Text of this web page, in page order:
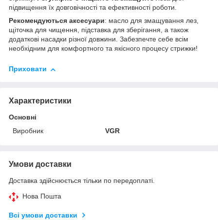
підвищення їх довговічності та ефективності роботи.
Рекомендуються аксесуари: масло для змащування лез,
щіточка для чищення, підставка для зберігання, а також
додаткові насадки різної довжини. Забезпечте себе всім
необхідним для комфортного та якісного процесу стрижки!
Приховати
Характеристики
Основні
Виробник
VGR
Умови доставки
Доставка здійснюється тільки по передоплаті.
Нова Пошта
Всі умови доставки